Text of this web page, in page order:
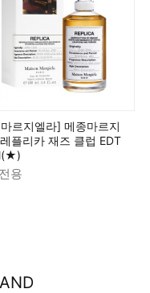
르지엘라] 메종마르지
플리카 재즈 클럽 EDT
용